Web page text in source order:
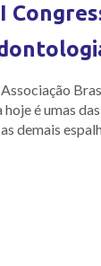
é umas
demais